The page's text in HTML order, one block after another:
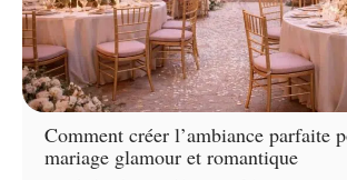
Comment créer l’ambiance parfaite
mariage glamour et romantique